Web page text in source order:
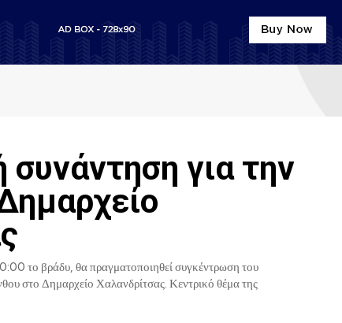
για την
το βράδυ, θα πραγματοποιηθεί συγκέντρωση του
Χαλανδρίτσας. Κεντρικό θέμα της